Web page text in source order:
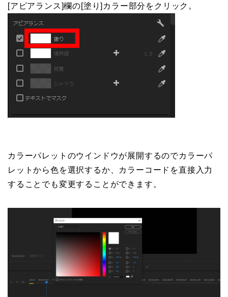
[アピアランス]欄の[塗り]カラー部分をクリック。
カラーパレットのウインドウが展開するのでカラーパ
レットから色を選択するか、カラーコードを直接入力
することでも変更することができます。